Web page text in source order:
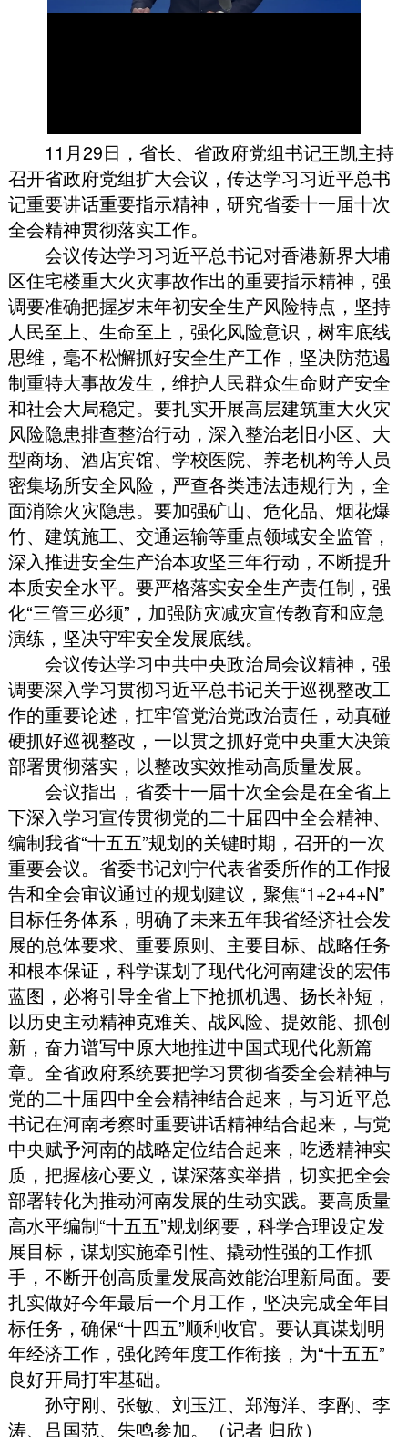
11月29日 ， 省长、省政府党组书记王凯主持
召开省政府党组扩大会议 ， 传达学习习近平总书
记重要讲话重要指示精神 ， 研究省委十一届十次
全会精神贯彻落实工作。
会议传达学习习近平总书记对香港新界大埔
区住宅楼重大火灾事故作出的重要指示精神 ， 强
调要准确把握岁末年初安全生产风险特点 ， 坚持
人民至上、生命至上 ， 强化风险意识 ， 树牢底线
思维 ， 毫不松懈抓好安全生产工作， 坚决防范遏
制重特大事故发生 ， 维护人民群众生命财产安全
和社会大局稳定。 要扎实开展高层建筑重大火灾
风险隐患排查整治行动 ， 深入整治老旧小区、大
型商场、酒店宾馆、学校医院、养老机构等人员
密集场所安全风险 ， 严查各类违法违规行为 ， 全
面消除火灾隐患。 要加强矿山、危化品、烟花爆
竹、建筑施工、交通运输等重点领域安全监管 ，
深入推进安全生产治本攻坚三年行动 ， 不断提升
本质安全水平。 要严格落实安全生产责任制 ， 强
化“三管三必须” ， 加强防灾减灾宣传教育和应急
演练 ， 坚决守牢安全发展底线。
会议传达学习中共中央政治局会议精神 ， 强
调要深入学习贯彻习近平总书记关于巡视整改工
作的重要论述 ， 扛牢管党治党政治责任， 动真碰
硬抓好巡视整改 ， 一以贯之抓好党中央重大决策
部署贯彻落实 ， 以整改实效推动高质量发展。
会议指出 ， 省委十一届十次全会是在全省上
下深入学习宣传贯彻党的二十届四中全会精神、
编制我省“十五五”规划的关键时期 ， 召开的一次
重要会议。 省委书记刘宁代表省委所作的工作报
告和全会审议通过的规划建议 ， 聚焦“1+2+4+N”
目标任务体系， 明确了未来五年我省经济社会发
展的总体要求、重要原则、主要目标、战略任务
和根本保证 ， 科学谋划了现代化河南建设的宏伟
蓝图 ， 必将引导全省上下抢抓机遇、扬长补短 ，
以历史主动精神克难关、战风险、提效能、抓创
新， 奋力谱写中原大地推进中国式现代化新篇
章。 全省政府系统要把学习贯彻省委全会精神与
党的二十届四中全会精神结合起来， 与习近平总
书记在河南考察时重要讲话精神结合起来， 与党
中央赋予河南的战略定位结合起来， 吃透精神实
质， 把握核心要义 ， 谋深落实举措， 切实把全会
部署转化为推动河南发展的生动实践。 要高质量
高水平编制“十五五”规划纲要， 科学合理设定发
展目标， 谋划实施牵引性、撬动性强的工作抓
手， 不断开创高质量发展高效能治理新局面。 要
扎实做好今年最后一个月工作， 坚决完成全年目
标任务 ， 确保“十四五”顺利收官。 要认真谋划明
年经济工作， 强化跨年度工作衔接， 为“十五五”
良好开局打牢基础。
孙守刚、张敏、刘玉江、郑海洋、李酌、李
涛、吕国范、朱鸣参加。 （记者 归欣）